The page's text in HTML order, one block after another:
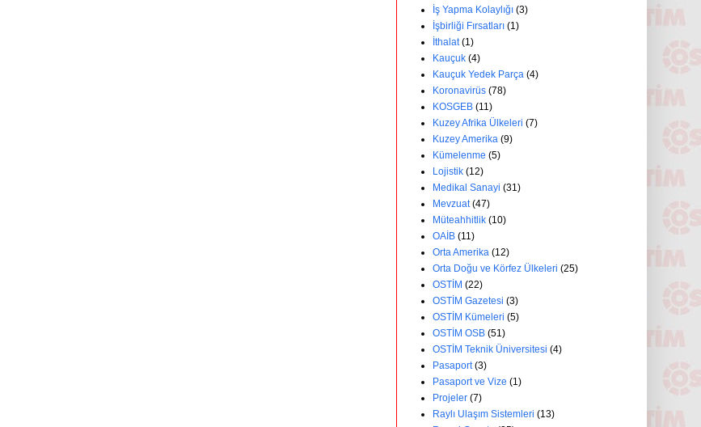
İş Yapma Kolaylığı (3)
İşbirliği Fırsatları (1)
İthalat (1)
Kauçuk (4)
Kauçuk Yedek Parça (4)
Koronavirüs (78)
KOSGEB (11)
Kuzey Afrika Ülkeleri (7)
Kuzey Amerika (9)
Kümelenme (5)
Lojistik (12)
Medikal Sanayi (31)
Mevzuat (47)
Müteahhitlik (10)
OAİB (11)
Orta Amerika (12)
Orta Doğu ve Körfez Ülkeleri (25)
OSTİM (22)
OSTİM Gazetesi (3)
OSTİM Kümeleri (5)
OSTİM OSB (51)
OSTİM Teknik Üniversitesi (4)
Pasaport (3)
Pasaport ve Vize (1)
Projeler (7)
Raylı Ulaşım Sistemleri (13)